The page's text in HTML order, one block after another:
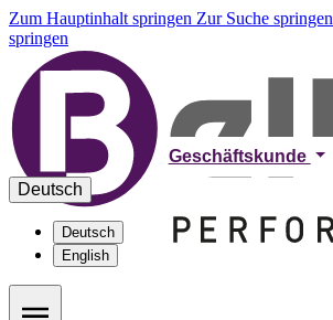
Zum Hauptinhalt springen Zur Suche springen
springen
Geschäftskunde
Deutsch
Deutsch
English